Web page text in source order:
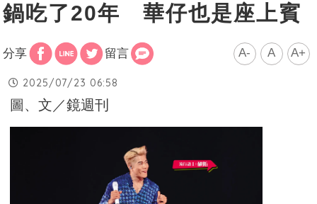
鍋吃了20年 華仔也是座上賓
分享 留言 A- A A+
2025/07/23 06:58
圖、文／鏡週刊